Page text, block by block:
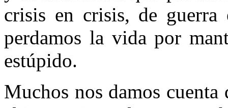
crisis en crisis, de
perdamos la vida por
estúpido.
Muchos nos damos